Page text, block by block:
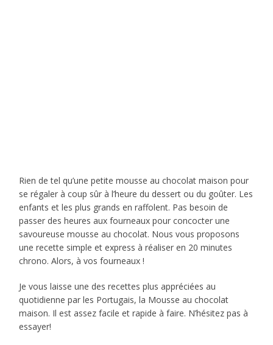
Rien de tel qu’une petite mousse au chocolat maison pour
se régaler à coup sûr à l’heure du dessert ou du goûter. Les
enfants et les plus grands en raffolent. Pas besoin de
passer des heures aux fourneaux pour concocter une
savoureuse mousse au chocolat. Nous vous proposons
une recette simple et express à réaliser en 20 minutes
chrono. Alors, à vos fourneaux !
Je vous laisse une des recettes plus appréciées au
quotidienne par les Portugais, la Mousse au chocolat
maison. Il est assez facile et rapide à faire. N’hésitez pas à
essayer!